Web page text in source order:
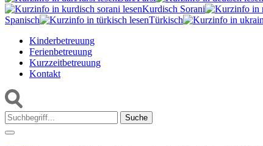
Kurdisch Sorani‎
Spanisch
Türkisch
Kinderbetreuung
Ferienbetreuung
Kurzzeitbetreuung
Kontakt
Suche: